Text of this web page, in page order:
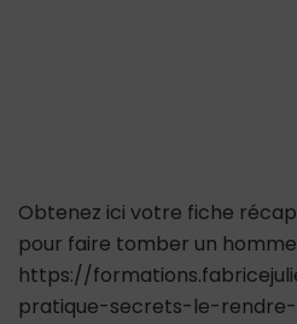
Obtenez ici votre fiche
pour faire tomber un
https://
pratique-secrets-le-